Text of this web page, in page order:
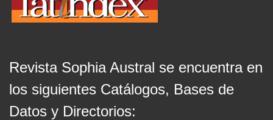
Revista Sophia Austral se encuentra en
los siguientes Catálogos, Bases de
Datos y Directorios: